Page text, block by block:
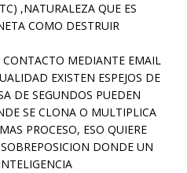
,NATURALEZA QUE ES
COMO DESTRUIR
CONTACTO MEDIANTE EMAIL
EXISTEN ESPEJOS DE
DE SEGUNDOS PUEDEN
SE CLONA O MULTIPLICA
PROCESO, ESO QUIERE
DONDE UN